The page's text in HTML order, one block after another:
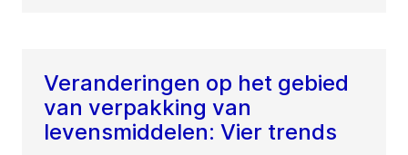
Veranderingen op het gebied
van verpakking van
levensmiddelen: Vier trends